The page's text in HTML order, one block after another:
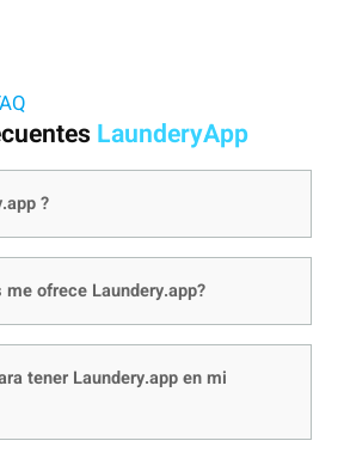
LaunderyApp
?
me ofrece Laundery.app?
tener Laundery.app en mi